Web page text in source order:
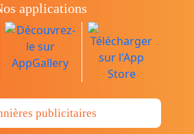
applications
publicitaires